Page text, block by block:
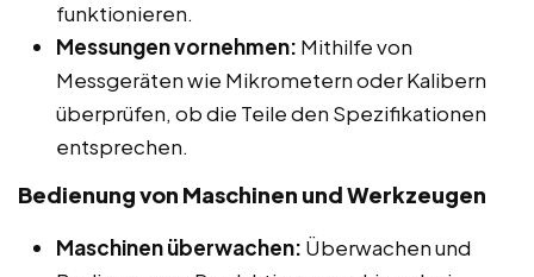
funktionieren.
Messungen vornehmen: Mithilfe von
Messgeräten wie Mikrometern oder Kalibern
überprüfen, ob die Teile den Spezifikationen
entsprechen.
Bedienung von Maschinen und Werkzeugen
Maschinen überwachen: Überwachen und